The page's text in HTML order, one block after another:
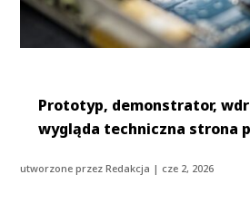
Prototyp, demonstrator,
wygląda techniczna strona
utworzone przezRedakcja | cze 2, 2026